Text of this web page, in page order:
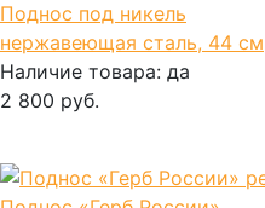
Поднос под никель
нержавеющая сталь, 44 см
Наличие товара: да
2 800 руб.